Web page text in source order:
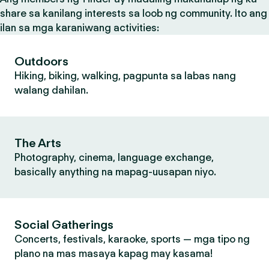
share sa kanilang interests sa loob ng community. Ito ang
ilan sa mga karaniwang activities:
Outdoors
Hiking, biking, walking, pagpunta sa labas nang
walang dahilan.
The Arts
Photography, cinema, language exchange,
basically anything na mapag-uusapan niyo.
Social Gatherings
Concerts, festivals, karaoke, sports — mga tipo ng
plano na mas masaya kapag may kasama!